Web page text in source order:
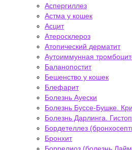
Аспергиллез
Астма у кошек
Асцит
Атеросклероз
Атопический дерматит
Аутоиммунная
Баланопостит
Бешенство у кошек
Блефарит
Болезнь Ауески
Болезнь Буссе-Бушке.
Болезнь Дарлинга.
Бордетеллез
Бронхит